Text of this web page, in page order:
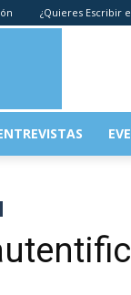
¿Quieres Escribir